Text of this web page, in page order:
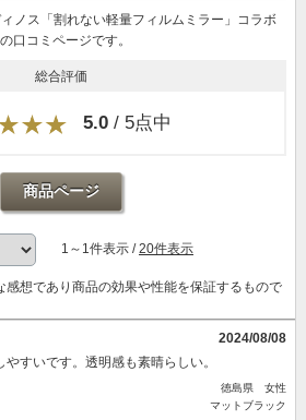
ノス「割れない軽量フィルムミラー」コラボ
コミページです。
総合評価
5.0 / 5点中
商品ページ
1～1件表示 /20件表示
想であり商品の効果や性能を保証するもので
2024/08/08
すいです。透明感も素晴らしい。
徳島県 女性
マットブラック